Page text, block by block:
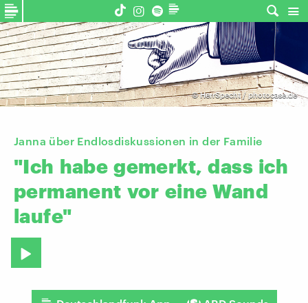
©HerrSpecht / photocase.de
Janna über Endlosdiskussionen in der Familie
"Ich habe gemerkt, dass ich
permanent vor eine Wand
laufe"